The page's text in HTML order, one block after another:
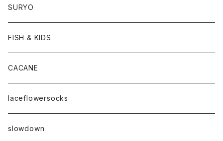
SURYO
FISH & KIDS
CACANE
laceflowersocks
slowdown